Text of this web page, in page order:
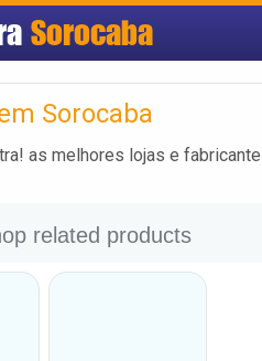
Sorocaba
Sorocaba
as melhores lojas e